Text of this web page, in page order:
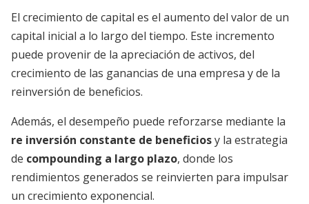
El crecimiento de capital es el aumento del valor de un
capital inicial a lo largo del tiempo. Este incremento
puede provenir de la apreciación de activos, del
crecimiento de las ganancias de una empresa y de la
reinversión de beneficios.
Además, el desempeño puede reforzarse mediante la
re inversión constante de beneficiosy la estrategia
de compounding a largo plazo, donde los
rendimientos generados se reinvierten para impulsar
un crecimiento exponencial.